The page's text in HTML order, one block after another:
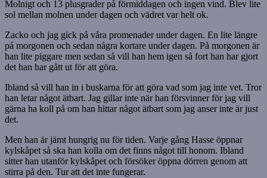
Molnigt och 13 plusgrader på förmiddagen och ingen vind. Blev lite
sol mellan molnen under dagen och vädret var helt ok.
Zacko och jag gick på våra promenader under dagen. En lite längre
på morgonen och sedan några kortare under dagen. På morgonen är
han lite piggare men sedan så vill han hem igen så fort han har gjort
det han har gått ut för att göra.
Ibland så vill han in i buskarna för att göra vad som jag inte vet. Tror
han letar något ätbart. Jag gillar inte när han försvinner för jag vill
gärna ha koll på om han hittar något ätbart som jag anser inte är just
det.
Men han är jämt hungrig nu för tiden. Varje gång Hasse öppnar
kylskåpet så ska han kolla om det finns något till honom. Ibland
sitter han utanför kylskåpet och försöker öppna dörren genom att
stirra på den. Tur att det inte fungerar.